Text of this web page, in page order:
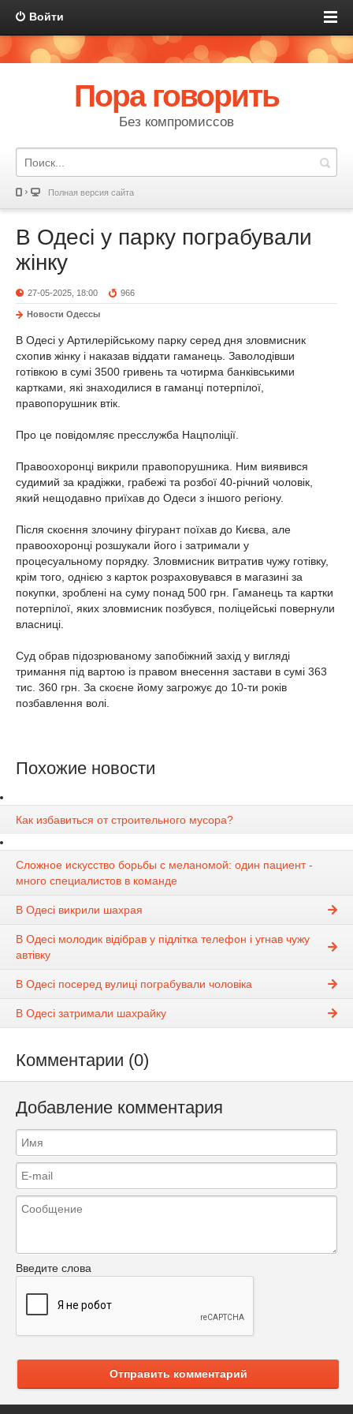
Войти
Пора говорить
Без компромиссов
Полная версия сайта
В Одесі у парку пограбували
жінку
27-05-2025, 18:00 966
Новости Одессы
В Одесі у Артилерійському парку серед дня зловмисник
схопив жінку і наказав віддати гаманець. Заволодівши
готівкою в сумі 3500 гривень та чотирма банківськими
картками, які знаходилися в гаманці потерпілої,
правопорушник втік.
Про це повідомляє пресслужба Нацполіції.
Правоохоронці викрили правопорушника. Ним виявився
судимий за крадіжки, грабежі та розбої 40-річний чоловік,
який нещодавно приїхав до Одеси з іншого регіону.
Після скоєння злочину фігурант поїхав до Києва, але
правоохоронці розшукали його і затримали у
процесуальному порядку. Зловмисник витратив чужу готівку,
крім того, однією з карток розраховувався в магазині за
покупки, зроблені на суму понад 500 грн. Гаманець та картки
потерпілої, яких зловмисник позбувся, поліцейські повернули
власниці.
Суд обрав підозрюваному запобіжний захід у вигляді
тримання під вартою із правом внесення застави в сумі 363
тис. 360 грн. За скоєне йому загрожує до 10-ти років
позбавлення волі.
Похожие новости
Как избавиться от строительного мусора?
Сложное искусство борьбы с меланомой: один пациент -
много специалистов в команде
В Одесі викрили шахрая
В Одесі молодик відібрав у підлітка телефон і угнав чужу
автівку
В Одесі посеред вулиці пограбували чоловіка
В Одесі затримали шахрайку
Комментарии (0)
Добавление комментария
Введите слова
Отправить комментарий